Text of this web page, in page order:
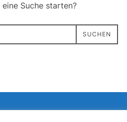
Suche starten?
SUCHEN